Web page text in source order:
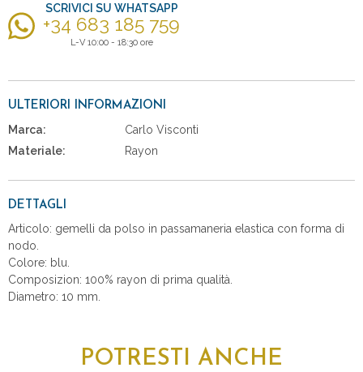
SCRIVICI SU WHATSAPP
+34 683 185 759
L-V 10:00 - 18:30 ore
ULTERIORI INFORMAZIONI
Marca:
Carlo Visconti
Materiale:
Rayon
DETTAGLI
Articolo: gemelli da polso in passamaneria elastica con forma di
nodo.
Colore: blu.
Composizion: 100% rayon di prima qualità.
Diametro: 10 mm.
POTRESTI ANCHE